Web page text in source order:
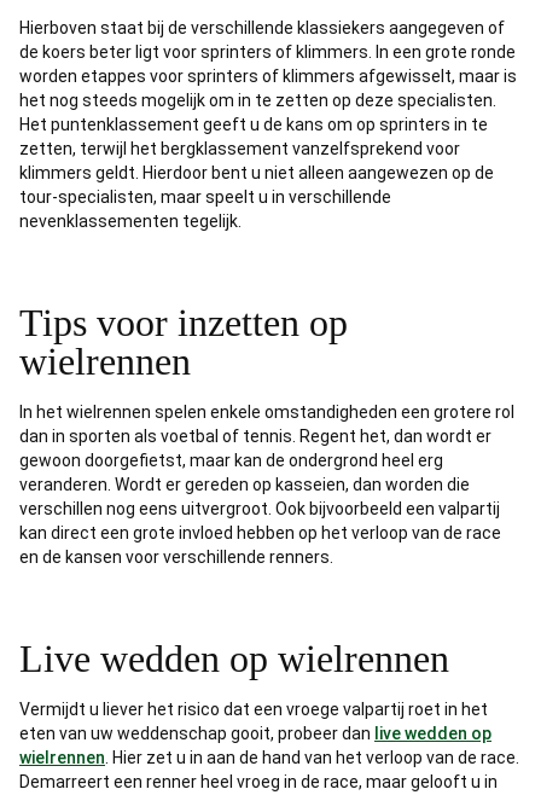
Hierboven staat bij de verschillende klassiekers aangegeven of
de koers beter ligt voor sprinters of klimmers. In een grote ronde
worden etappes voor sprinters of klimmers afgewisselt, maar is
het nog steeds mogelijk om in te zetten op deze specialisten.
Het puntenklassement geeft u de kans om op sprinters in te
zetten, terwijl het bergklassement vanzelfsprekend voor
klimmers geldt. Hierdoor bent u niet alleen aangewezen op de
tour-specialisten, maar speelt u in verschillende
nevenklassementen tegelijk.
Tips voor inzetten op
wielrennen
In het wielrennen spelen enkele omstandigheden een grotere rol
dan in sporten als voetbal of tennis. Regent het, dan wordt er
gewoon doorgefietst, maar kan de ondergrond heel erg
veranderen. Wordt er gereden op kasseien, dan worden die
verschillen nog eens uitvergroot. Ook bijvoorbeeld een valpartij
kan direct een grote invloed hebben op het verloop van de race
en de kansen voor verschillende renners.
Live wedden op wielrennen
Vermijdt u liever het risico dat een vroege valpartij roet in het
eten van uw weddenschap gooit, probeer dan live wedden op
wielrennen . Hier zet u in aan de hand van het verloop van de race.
Demarreert een renner heel vroeg in de race, maar gelooft u in